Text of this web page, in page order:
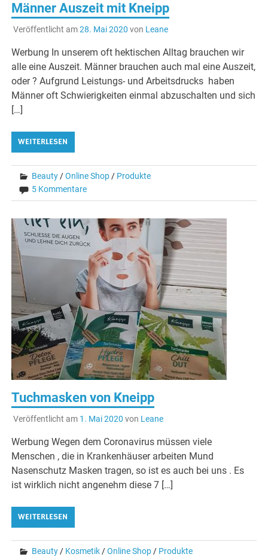
Männer Auszeit mit Kneipp
Veröffentlicht am28. Mai 2020 von Leane
Werbung In unserem oft hektischen Alltag brauchen wir
alle eine Auszeit. Männer brauchen auch mal eine Auszeit,
oder ? Aufgrund Leistungs- und Arbeitsdrucks haben
Männer oft Schwierigkeiten einmal abzuschalten und sich
[…]
WEITERLESEN
Beauty /Online Shop / Produkte
5 Kommentare
Tuchmasken von Kneipp
Veröffentlicht am 1. Mai 2020 von Leane
Werbung Wegen dem Coronavirus müssen viele
Menschen , die in Krankenhäuser arbeiten Mund
Nasenschutz Masken tragen, so ist es auch bei uns . Es
ist wirklich nicht angenehm diese 7 […]
WEITERLESEN
Beauty / Kosmetik /Online Shop / Produkte